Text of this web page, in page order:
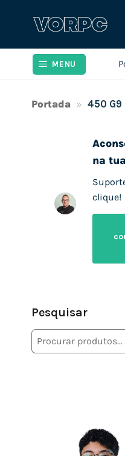
MENU
Portada » 450 G9
na
clique!
Pesquisar